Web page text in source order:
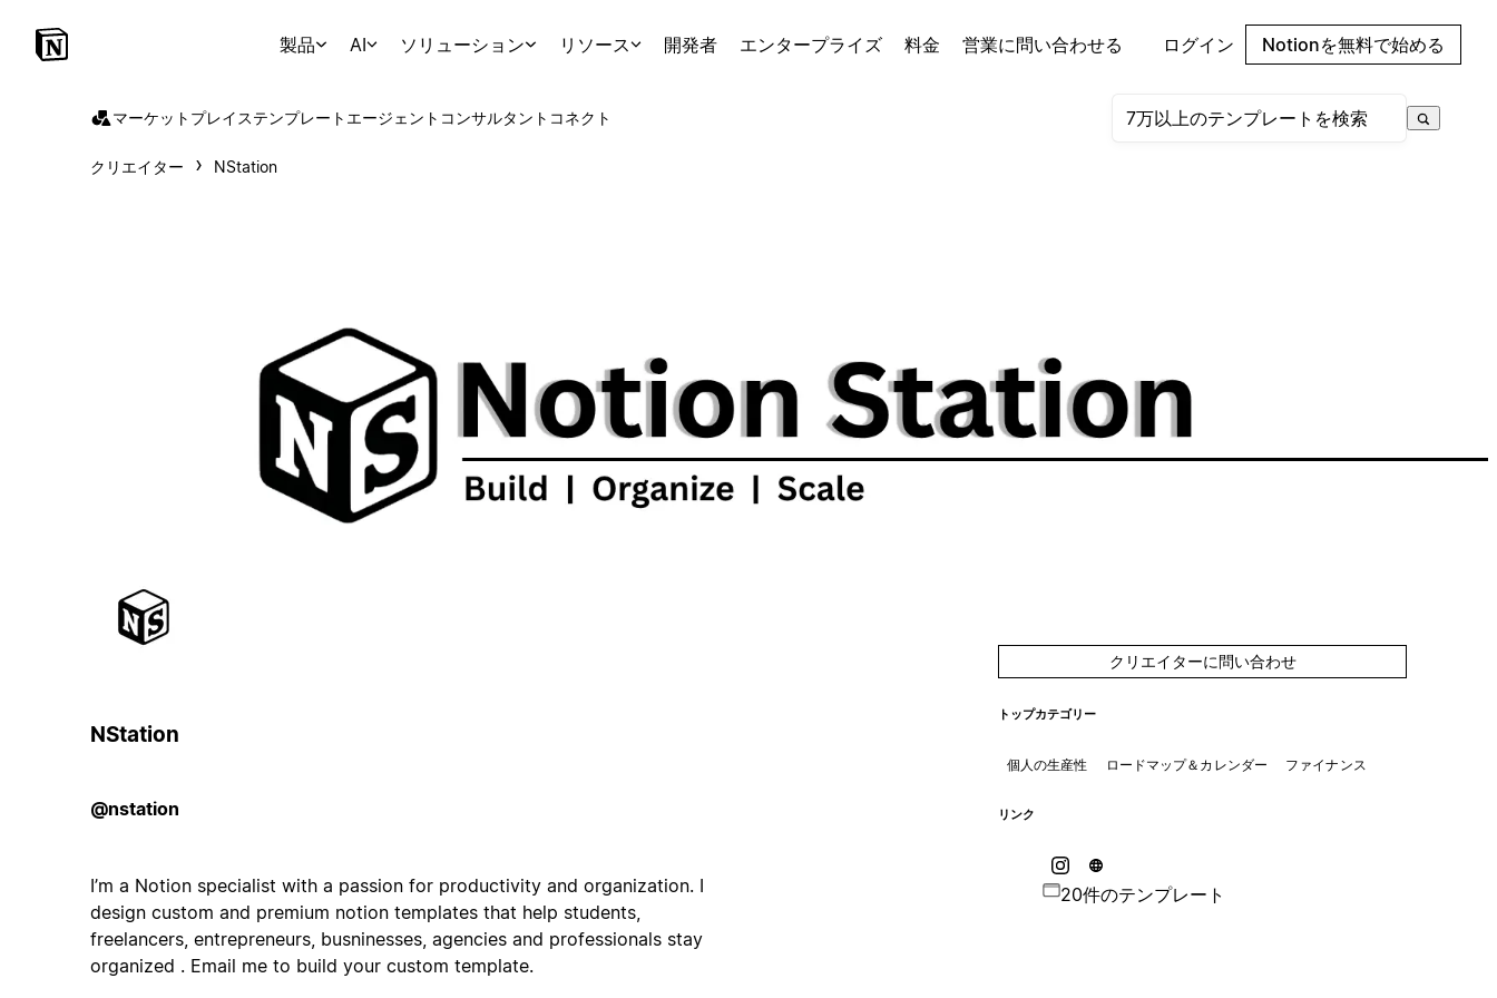
製品 AI ソリューション リソース 開発者 エンタープライズ 料金 営業に問い合わせる ログイン Notionを無料で始める
マーケットプレイステンプレート エージェント コンサルタント コネクト
クリエイター NStation
NStation
@nstation
I’m a Notion specialist with a passion for productivity and organization. I
design custom and premium notion templates that help students,
freelancers, entrepreneurs, busninesses, agencies and professionals stay
organized . Email me to build your custom template.
クリエイターに問い合わせ
トップカテゴリー
個人の生産性 ロードマップ＆カレンダー ファイナンス
リンク
20件のテンプレート